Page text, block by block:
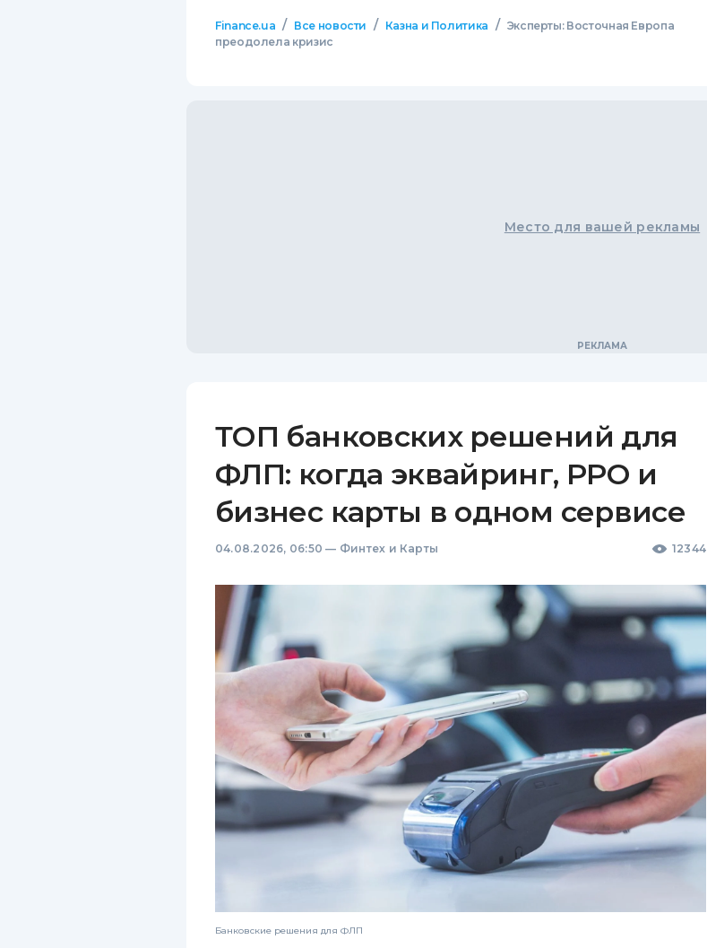
Finance.ua / Все новости / Казна и Политика / Эксперты: Восточная Европа
преодолела кризис
Место для вашей рекламы
ТОП банковских решений для
ФЛП: когда эквайринг, РРО и
бизнес карты в одном сервисе
04.08.2026, 06:50 — Финтех и Карты 12344
Банковские решения для ФЛП